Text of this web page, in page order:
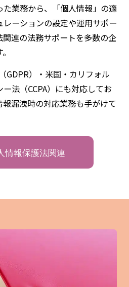
業務から、「個人情報」の適
ーションの設定や運用サポー
関連の法務サポートを多数の企
GDPR）・米国・カリフォル
法（CCPA）にも対応してお
漏洩時の対応業務も手がけて
情報保護法関連